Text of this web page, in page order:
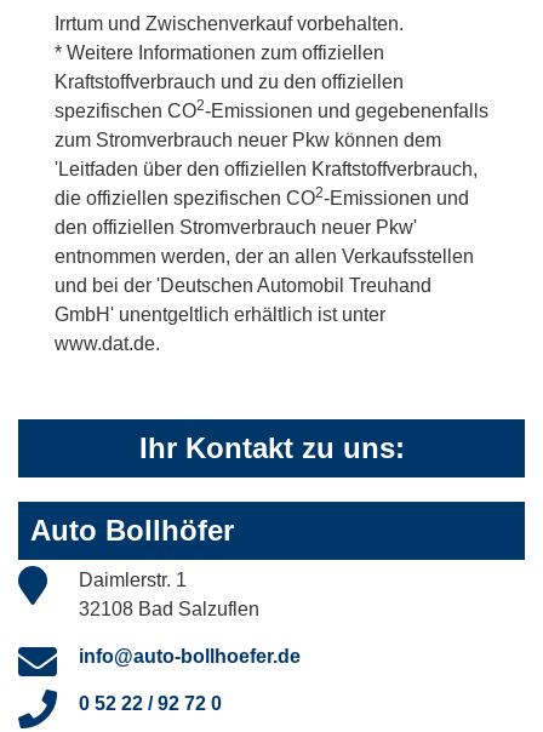
Irrtum und Zwischenverkauf vorbehalten.
* Weitere Informationen zum offiziellen
Kraftstoffverbrauch und zu den offiziellen
spezifischen CO2-Emissionen und gegebenenfalls
zum Stromverbrauch neuer Pkw können dem
'Leitfaden über den offiziellen Kraftstoffverbrauch,
die offiziellen spezifischen CO2-Emissionen und
den offiziellen Stromverbrauch neuer Pkw'
entnommen werden, der an allen Verkaufsstellen
und bei der 'Deutschen Automobil Treuhand
GmbH' unentgeltlich erhältlich ist unter
www.dat.de.
Ihr Kontakt zu uns:
Auto Bollhöfer
Daimlerstr. 1
32108 Bad Salzuflen
info@auto-bollhoefer.de
0 52 22 / 92 72 0